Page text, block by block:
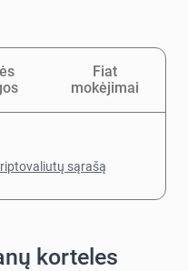
Fiat
mokėjimai
sąrašą
korteles